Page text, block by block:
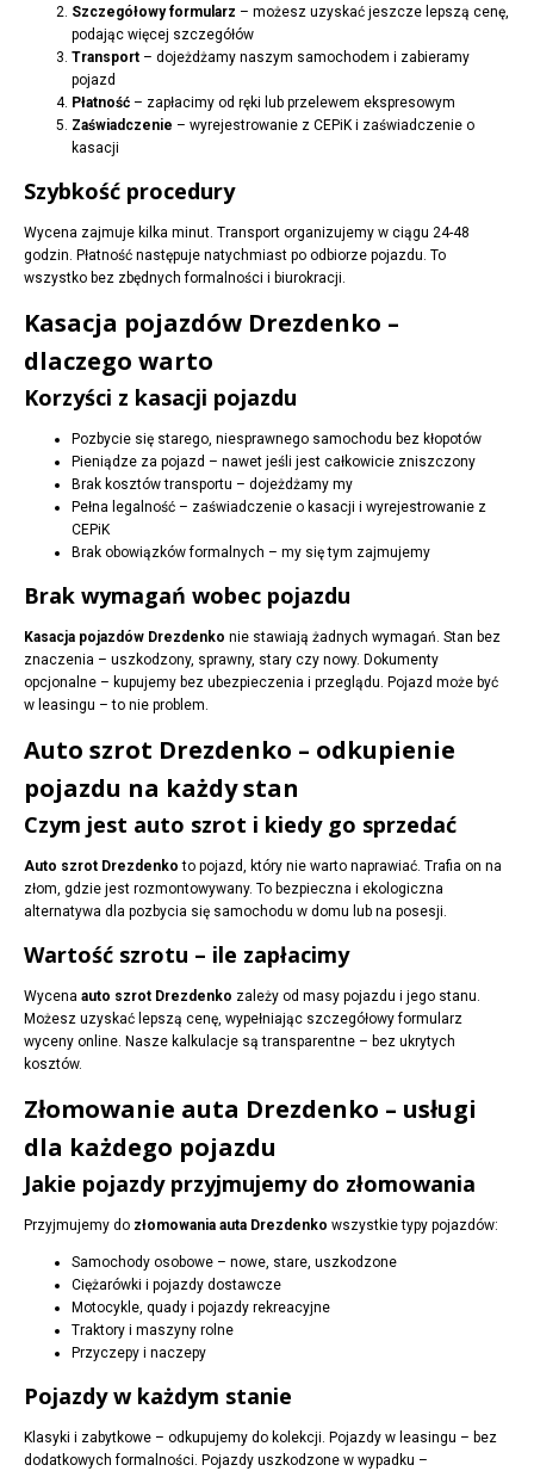
Szczegółowy formularz – możesz uzyskać jeszcze lepszą cenę,
podając więcej szczegółów
Transport – dojeżdżamy naszym samochodem i zabieramy
pojazd
Płatność – zapłacimy od ręki lub przelewem ekspresowym
Zaświadczenie – wyrejestrowanie z CEPiK i zaświadczenie o
kasacji
Szybkość procedury
Wycena zajmuje kilka minut. Transport organizujemy w ciągu 24-48
godzin. Płatność następuje natychmiast po odbiorze pojazdu. To
wszystko bez zbędnych formalności i biurokracji.
Kasacja pojazdów Drezdenko –
dlaczego warto
Korzyści z kasacji pojazdu
Pozbycie się starego, niesprawnego samochodu bez kłopotów
Pieniądze za pojazd – nawet jeśli jest całkowicie zniszczony
Brak kosztów transportu – dojeżdżamy my
Pełna legalność – zaświadczenie o kasacji i wyrejestrowanie z
CEPiK
Brak obowiązków formalnych – my się tym zajmujemy
Brak wymagań wobec pojazdu
Kasacja pojazdów Drezdenko nie stawiają żadnych wymagań. Stan bez
znaczenia – uszkodzony, sprawny, stary czy nowy. Dokumenty
opcjonalne – kupujemy bez ubezpieczenia i przeglądu. Pojazd może być
w leasingu – to nie problem.
Auto szrot Drezdenko – odkupienie
pojazdu na każdy stan
Czym jest auto szrot i kiedy go sprzedać
Auto szrot Drezdenko to pojazd, który nie warto naprawiać. Trafia on na
złom, gdzie jest rozmontowywany. To bezpieczna i ekologiczna
alternatywa dla pozbycia się samochodu w domu lub na posesji.
Wartość szrotu – ile zapłacimy
Wycena auto szrot Drezdenko zależy od masy pojazdu i jego stanu.
Możesz uzyskać lepszą cenę, wypełniając szczegółowy formularz
wyceny online. Nasze kalkulacje są transparentne – bez ukrytych
kosztów.
Złomowanie auta Drezdenko – usługi
dla każdego pojazdu
Jakie pojazdy przyjmujemy do złomowania
Przyjmujemy do złomowania auta Drezdenko wszystkie typy pojazdów:
Samochody osobowe – nowe, stare, uszkodzone
Ciężarówki i pojazdy dostawcze
Motocykle, quady i pojazdy rekreacyjne
Traktory i maszyny rolne
Przyczepy i naczepy
Pojazdy w każdym stanie
Klasyki i zabytkowe – odkupujemy do kolekcji. Pojazdy w leasingu – bez
dodatkowych formalności. Pojazdy uszkodzone w wypadku –